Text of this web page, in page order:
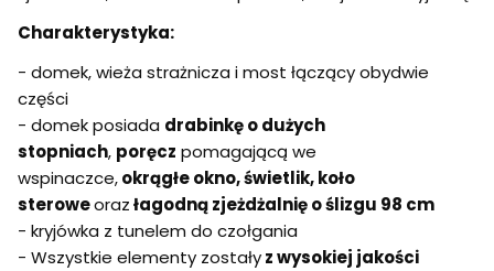
Charakterystyka:
- domek, wieża strażnicza i most łączący obydwie
części
- domek posiada drabinkę o dużych
stopniach, poręcz pomagającą we
wspinaczce,okrągłe okno, świetlik, koło
steroweorazłagodną zjeżdżalnię o ślizgu 98 cm
- kryjówka z tunelem do czołgania
- Wszystkie elementy zostałyz wysokiej jakości